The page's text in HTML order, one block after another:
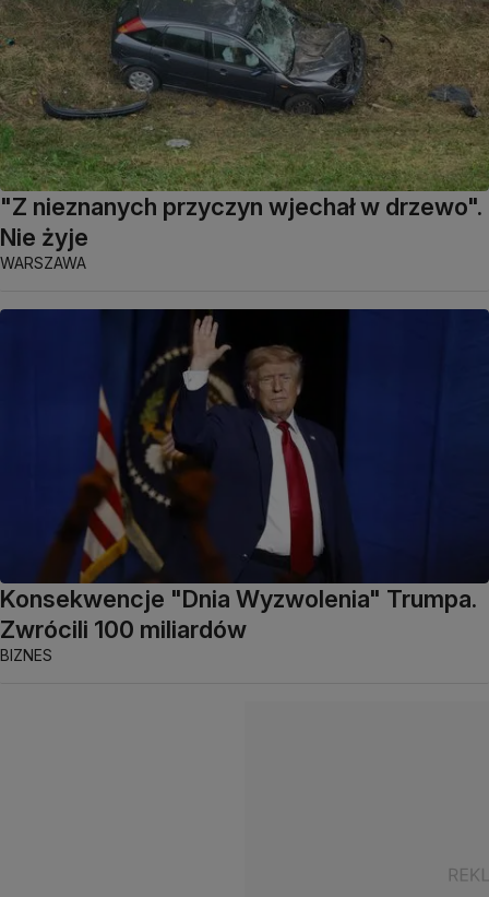
"Z nieznanych przyczyn wjechał w drzewo".
Nie żyje
WARSZAWA
Konsekwencje "Dnia Wyzwolenia" Trumpa.
Zwrócili 100 miliardów
BIZNES